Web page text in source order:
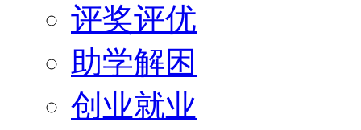
评奖评优
助学解困
创业就业